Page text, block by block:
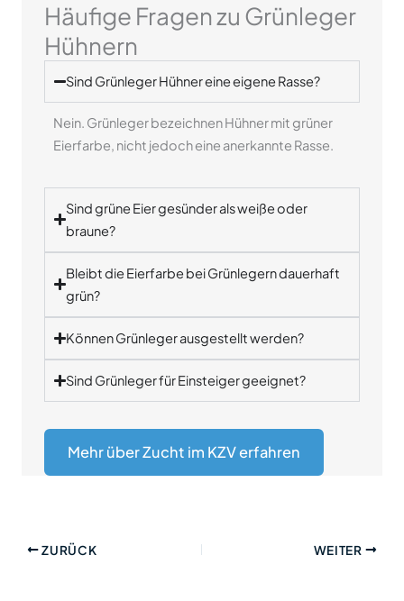
Häufige Fragen zu Grünleger
Hühnern
Sind Grünleger Hühner eine eigene Rasse?
Nein. Grünleger bezeichnen Hühner mit grüner
Eierfarbe, nicht jedoch eine anerkannte Rasse.
Sind grüne Eier gesünder als weiße oder
braune?
Bleibt die Eierfarbe bei Grünlegern dauerhaft
grün?
Können Grünleger ausgestellt werden?
Sind Grünleger für Einsteiger geeignet?
Mehr über Zucht im KZV erfahren
ZURÜCK WEITER